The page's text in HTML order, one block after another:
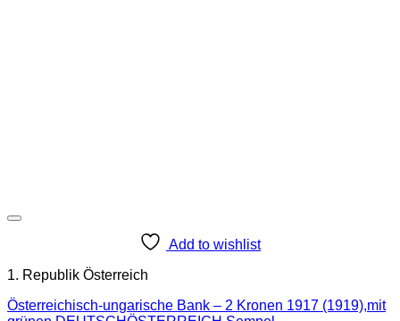
Add to wishlist
1. Republik Österreich
Österreichisch-ungarische Bank – 2 Kronen 1917 (1919),mit